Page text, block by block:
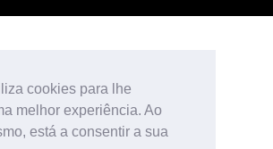
cookies para lhe
melhor experiência. Ao
está a consentir a sua